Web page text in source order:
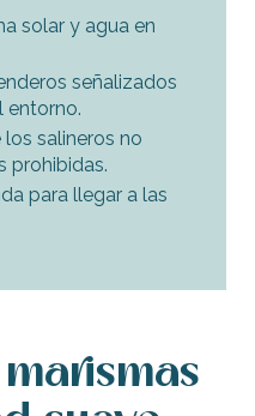
solar y agua en
señalizados
entorno.
salineros no
prohibidas.
para llegar a las